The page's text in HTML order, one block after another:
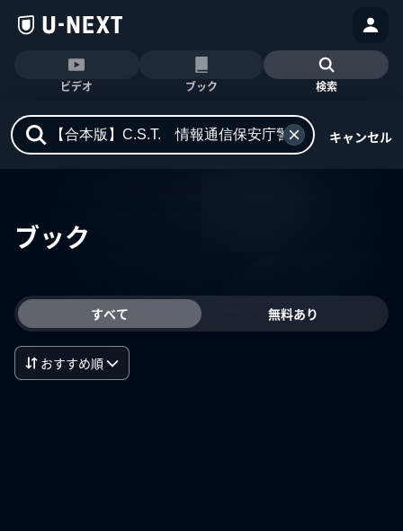
ビデオ ブック 検索
キャンセル
ブック
すべて 無料あり
おすすめ順